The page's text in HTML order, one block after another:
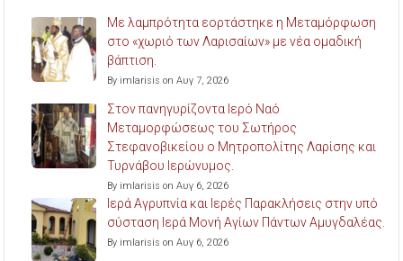
Με λαμπρότητα εορτάστηκε η Μεταμόρφωση
στο «χωριό των Λαρισαίων» με νέα ομαδική
βάπτιση.
By imlarisis on Αυγ 7, 2026
Στον πανηγυρίζοντα Ιερό Ναό
Μεταμορφώσεως του Σωτήρος
Στεφανοβικείου ο Μητροπολίτης Λαρίσης και
Τυρνάβου Ιερώνυμος.
By imlarisis on Αυγ 6, 2026
Ιερά Αγρυπνία και Ιερές Παρακλήσεις στην υπό
σύσταση Ιερά Μονή Αγίων Πάντων Αμυγδαλέας.
By imlarisis on Αυγ 6, 2026